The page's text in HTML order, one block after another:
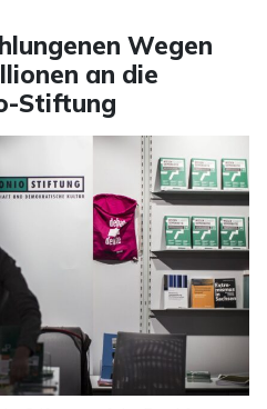
Wegen
an die
Stiftung